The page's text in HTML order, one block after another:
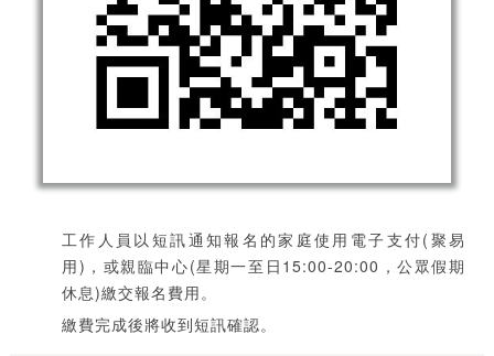
工作人員以短訊通知報名的家庭使用電子支付(聚易
用)，或親臨中心(星期一至日15:00-20:00，公眾假期
休息)繳交報名費用。
繳費完成後將收到短訊確認。